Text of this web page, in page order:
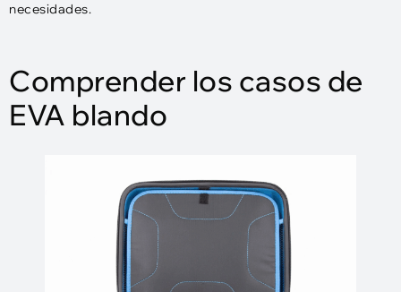
necesidades.
Comprender los casos de
EVA blando